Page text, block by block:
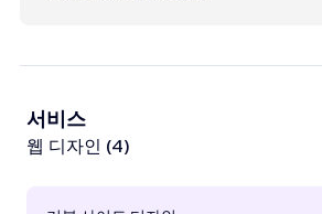
서비스
웹 디자인 (4)